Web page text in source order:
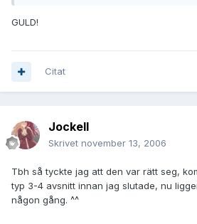
GULD!
Citat
JockeII
Skrivet november 13, 2006
Tbh så tyckte jag att den var rätt seg,
typ 3-4 avsnitt innan jag slutade, nu
någon gång. ^^